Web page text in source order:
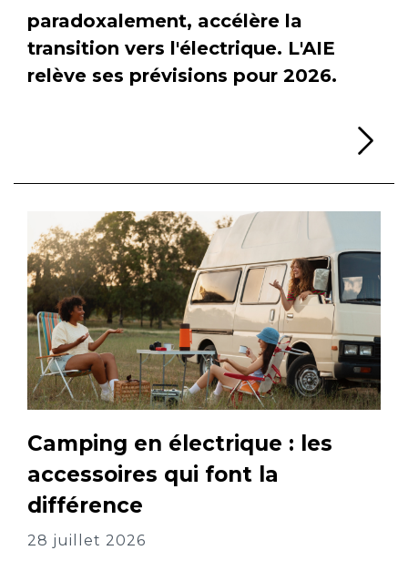
paradoxalement, accélère la
transition vers l'électrique. L'AIE
relève ses prévisions pour 2026.
Camping en électrique : les
accessoires qui font la
différence
28 juillet 2026